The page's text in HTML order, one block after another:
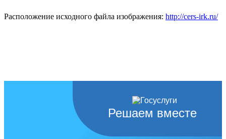
Расположение исходного файла изображения: http://cers-irk.ru/
Решаем вместе